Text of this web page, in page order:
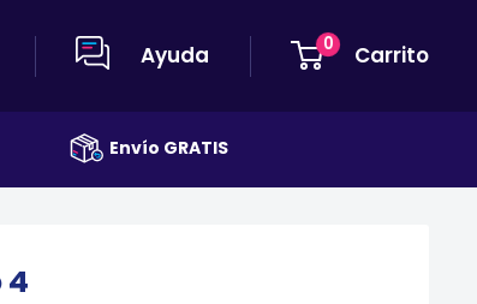
Ayuda 0 Carrito
Envío GRATIS
4